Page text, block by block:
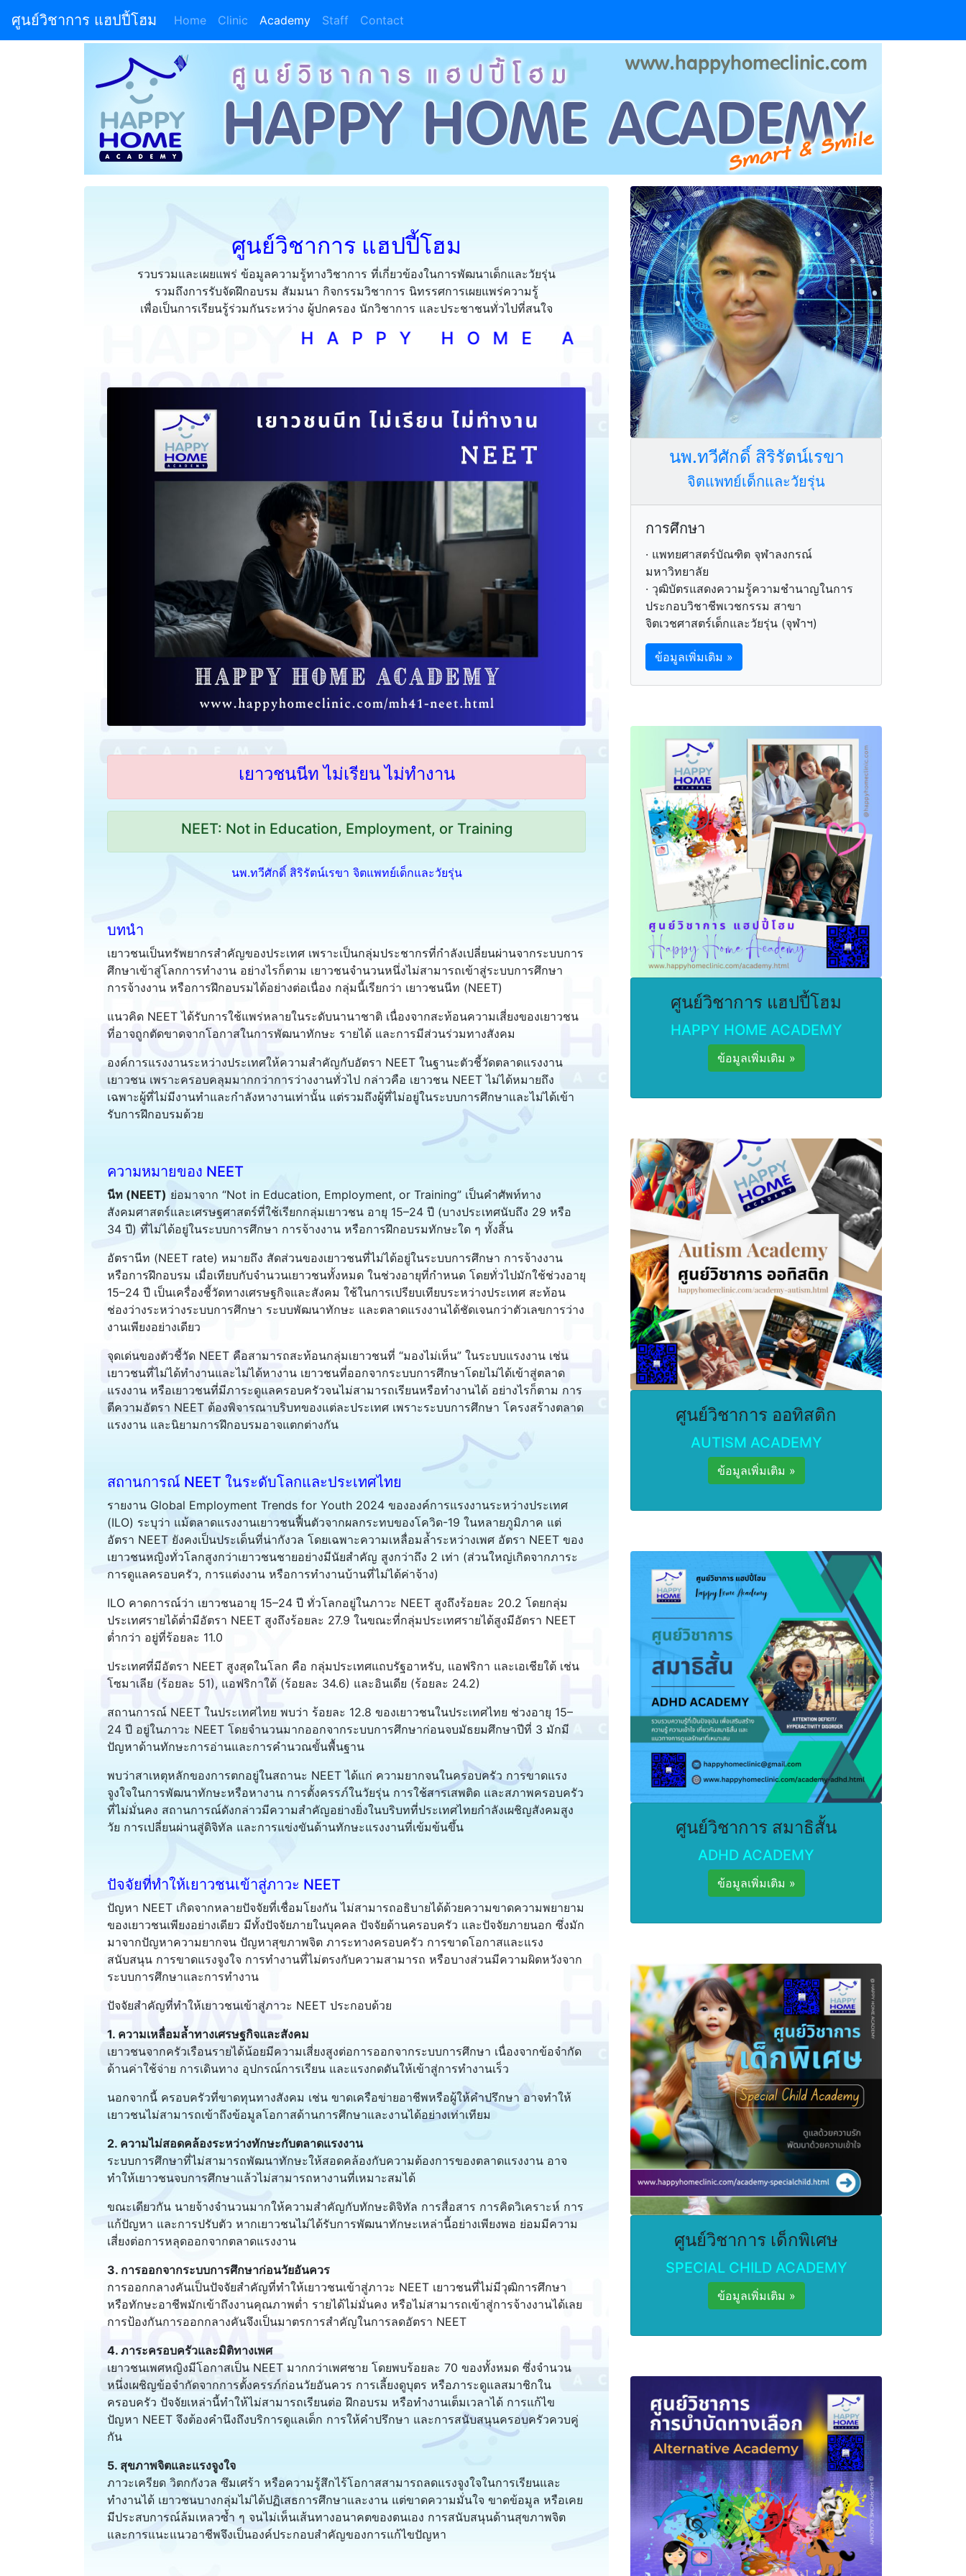
ศูนย์วิชาการ แฮปปี้โฮม Home (current)
Clinic Academy Staff Contact
ศูนย์วิชาการ แฮปปี้โฮม
รวบรวมและเผยแพร่ ข้อมูลความรู้ทางวิชาการ ที่เกี่ยวข้องในการพัฒนาเด็กและวัยรุ่น
รวมถึงการรับจัดฝึกอบรม สัมมนา กิจกรรมวิชาการ นิทรรศการเผยแพร่ความรู้
เพื่อเป็นการเรียนรู้ร่วมกันระหว่าง ผู้ปกครอง นักวิชาการ และประชาชนทั่วไปที่สนใจ
H A P P Y H O M E A C A D E M Y
เยาวชนนีท ไม่เรียน ไม่ทำงาน
NEET: Not in Education, Employment, or Training
นพ.ทวีศักดิ์ สิริรัตน์เรขา จิตแพทย์เด็กและวัยรุ่น
บทนำ
เยาวชนเป็นทรัพยากรสำคัญของประเทศ เพราะเป็นกลุ่มประชากรที่กำลังเปลี่ยนผ่านจากระบบการ
ศึกษาเข้าสู่โลกการทำงาน อย่างไรก็ตาม เยาวชนจำนวนหนึ่งไม่สามารถเข้าสู่ระบบการศึกษา
การจ้างงาน หรือการฝึกอบรมได้อย่างต่อเนื่อง กลุ่มนี้เรียกว่า เยาวชนนีท (NEET)
แนวคิด NEET ได้รับการใช้แพร่หลายในระดับนานาชาติ เนื่องจากสะท้อนความเสี่ยงของเยาวชน
ที่อาจถูกตัดขาดจากโอกาสในการพัฒนาทักษะ รายได้ และการมีส่วนร่วมทางสังคม
องค์การแรงงานระหว่างประเทศให้ความสำคัญกับอัตรา NEET ในฐานะตัวชี้วัดตลาดแรงงาน
เยาวชน เพราะครอบคลุมมากกว่าการว่างงานทั่วไป กล่าวคือ เยาวชน NEET ไม่ได้หมายถึง
เฉพาะผู้ที่ไม่มีงานทำและกำลังหางานเท่านั้น แต่รวมถึงผู้ที่ไม่อยู่ในระบบการศึกษาและไม่ได้เข้า
รับการฝึกอบรมด้วย
ความหมายของ NEET
นีท (NEET) ย่อมาจาก “Not in Education, Employment, or Training” เป็นคำศัพท์ทาง
สังคมศาสตร์และเศรษฐศาสตร์ที่ใช้เรียกกลุ่มเยาวชน อายุ 15–24 ปี (บางประเทศนับถึง 29 หรือ
34 ปี) ที่ไม่ได้อยู่ในระบบการศึกษา การจ้างงาน หรือการฝึกอบรมทักษะใด ๆ ทั้งสิ้น
อัตรานีท (NEET rate) หมายถึง สัดส่วนของเยาวชนที่ไม่ได้อยู่ในระบบการศึกษา การจ้างงาน
หรือการฝึกอบรม เมื่อเทียบกับจำนวนเยาวชนทั้งหมด ในช่วงอายุที่กำหนด โดยทั่วไปมักใช้ช่วงอายุ
15–24 ปี เป็นเครื่องชี้วัดทางเศรษฐกิจและสังคม ใช้ในการเปรียบเทียบระหว่างประเทศ สะท้อน
ช่องว่างระหว่างระบบการศึกษา ระบบพัฒนาทักษะ และตลาดแรงงานได้ชัดเจนกว่าตัวเลขการว่าง
งานเพียงอย่างเดียว
จุดเด่นของตัวชี้วัด NEET คือสามารถสะท้อนกลุ่มเยาวชนที่ “มองไม่เห็น” ในระบบแรงงาน เช่น
เยาวชนที่ไม่ได้ทำงานและไม่ได้หางาน เยาวชนที่ออกจากระบบการศึกษาโดยไม่ได้เข้าสู่ตลาด
แรงงาน หรือเยาวชนที่มีภาระดูแลครอบครัวจนไม่สามารถเรียนหรือทำงานได้ อย่างไรก็ตาม การ
ตีความอัตรา NEET ต้องพิจารณาบริบทของแต่ละประเทศ เพราะระบบการศึกษา โครงสร้างตลาด
แรงงาน และนิยามการฝึกอบรมอาจแตกต่างกัน
สถานการณ์ NEET ในระดับโลกและประเทศไทย
รายงาน Global Employment Trends for Youth 2024 ขององค์การแรงงานระหว่างประเทศ
(ILO) ระบุว่า แม้ตลาดแรงงานเยาวชนฟื้นตัวจากผลกระทบของโควิด-19 ในหลายภูมิภาค แต่
อัตรา NEET ยังคงเป็นประเด็นที่น่ากังวล โดยเฉพาะความเหลื่อมล้ำระหว่างเพศ อัตรา NEET ของ
เยาวชนหญิงทั่วโลกสูงกว่าเยาวชนชายอย่างมีนัยสำคัญ สูงกว่าถึง 2 เท่า (ส่วนใหญ่เกิดจากภาระ
การดูแลครอบครัว, การแต่งงาน หรือการทำงานบ้านที่ไม่ได้ค่าจ้าง)
ILO คาดการณ์ว่า เยาวชนอายุ 15–24 ปี ทั่วโลกอยู่ในภาวะ NEET สูงถึงร้อยละ 20.2 โดยกลุ่ม
ประเทศรายได้ต่ำมีอัตรา NEET สูงถึงร้อยละ 27.9 ในขณะที่กลุ่มประเทศรายได้สูงมีอัตรา NEET
ต่ำกว่า อยู่ที่ร้อยละ 11.0
ประเทศที่มีอัตรา NEET สูงสุดในโลก คือ กลุ่มประเทศแถบรัฐอาหรับ, แอฟริกา และเอเชียใต้ เช่น
โซมาเลีย (ร้อยละ 51), แอฟริกาใต้ (ร้อยละ 34.6) และอินเดีย (ร้อยละ 24.2)
สถานการณ์ NEET ในประเทศไทย พบว่า ร้อยละ 12.8 ของเยาวชนในประเทศไทย ช่วงอายุ 15–
24 ปี อยู่ในภาวะ NEET โดยจำนวนมากออกจากระบบการศึกษาก่อนจบมัธยมศึกษาปีที่ 3 มักมี
ปัญหาด้านทักษะการอ่านและการคำนวณขั้นพื้นฐาน
พบว่าสาเหตุหลักของการตกอยู่ในสถานะ NEET ได้แก่ ความยากจนในครอบครัว การขาดแรง
จูงใจในการพัฒนาทักษะหรือหางาน การตั้งครรภ์ในวัยรุ่น การใช้สารเสพติด และสภาพครอบครัว
ที่ไม่มั่นคง สถานการณ์ดังกล่าวมีความสำคัญอย่างยิ่งในบริบทที่ประเทศไทยกำลังเผชิญสังคมสูง
วัย การเปลี่ยนผ่านสู่ดิจิทัล และการแข่งขันด้านทักษะแรงงานที่เข้มข้นขึ้น
ปัจจัยที่ทำให้เยาวชนเข้าสู่ภาวะ NEET
ปัญหา NEET เกิดจากหลายปัจจัยที่เชื่อมโยงกัน ไม่สามารถอธิบายได้ด้วยความขาดความพยายาม
ของเยาวชนเพียงอย่างเดียว มีทั้งปัจจัยภายในบุคคล ปัจจัยด้านครอบครัว และปัจจัยภายนอก ซึ่งมัก
มาจากปัญหาความยากจน ปัญหาสุขภาพจิต ภาระทางครอบครัว การขาดโอกาสและแรง
สนับสนุน การขาดแรงจูงใจ การทำงานที่ไม่ตรงกับความสามารถ หรือบางส่วนมีความผิดหวังจาก
ระบบการศึกษาและการทำงาน
ปัจจัยสำคัญที่ทำให้เยาวชนเข้าสู่ภาวะ NEET ประกอบด้วย
1. ความเหลื่อมล้ำทางเศรษฐกิจและสังคม
เยาวชนจากครัวเรือนรายได้น้อยมีความเสี่ยงสูงต่อการออกจากระบบการศึกษา เนื่องจากข้อจำกัด
ด้านค่าใช้จ่าย การเดินทาง อุปกรณ์การเรียน และแรงกดดันให้เข้าสู่การทำงานเร็ว
นอกจากนี้ ครอบครัวที่ขาดทุนทางสังคม เช่น ขาดเครือข่ายอาชีพหรือผู้ให้คำปรึกษา อาจทำให้
เยาวชนไม่สามารถเข้าถึงข้อมูลโอกาสด้านการศึกษาและงานได้อย่างเท่าเทียม
2. ความไม่สอดคล้องระหว่างทักษะกับตลาดแรงงาน
ระบบการศึกษาที่ไม่สามารถพัฒนาทักษะให้สอดคล้องกับความต้องการของตลาดแรงงาน อาจ
ทำให้เยาวชนจบการศึกษาแล้วไม่สามารถหางานที่เหมาะสมได้
ขณะเดียวกัน นายจ้างจำนวนมากให้ความสำคัญกับทักษะดิจิทัล การสื่อสาร การคิดวิเคราะห์ การ
แก้ปัญหา และการปรับตัว หากเยาวชนไม่ได้รับการพัฒนาทักษะเหล่านี้อย่างเพียงพอ ย่อมมีความ
เสี่ยงต่อการหลุดออกจากตลาดแรงงาน
3. การออกจากระบบการศึกษาก่อนวัยอันควร
การออกกลางคันเป็นปัจจัยสำคัญที่ทำให้เยาวชนเข้าสู่ภาวะ NEET เยาวชนที่ไม่มีวุฒิการศึกษา
หรือทักษะอาชีพมักเข้าถึงงานคุณภาพต่ำ รายได้ไม่มั่นคง หรือไม่สามารถเข้าสู่การจ้างงานได้เลย
การป้องกันการออกกลางคันจึงเป็นมาตรการสำคัญในการลดอัตรา NEET
4. ภาระครอบครัวและมิติทางเพศ
เยาวชนเพศหญิงมีโอกาสเป็น NEET มากกว่าเพศชาย โดยพบร้อยละ 70 ของทั้งหมด ซึ่งจำนวน
หนึ่งเผชิญข้อจำกัดจากการตั้งครรภ์ก่อนวัยอันควร การเลี้ยงดูบุตร หรือภาระดูแลสมาชิกใน
ครอบครัว ปัจจัยเหล่านี้ทำให้ไม่สามารถเรียนต่อ ฝึกอบรม หรือทำงานเต็มเวลาได้ การแก้ไข
ปัญหา NEET จึงต้องคำนึงถึงบริการดูแลเด็ก การให้คำปรึกษา และการสนับสนุนครอบครัวควบคู่
กัน
5. สุขภาพจิตและแรงจูงใจ
ภาวะเครียด วิตกกังวล ซึมเศร้า หรือความรู้สึกไร้โอกาสสามารถลดแรงจูงใจในการเรียนและ
ทำงานได้ เยาวชนบางกลุ่มไม่ได้ปฏิเสธการศึกษาและงาน แต่ขาดความมั่นใจ ขาดข้อมูล หรือเคย
มีประสบการณ์ล้มเหลวซ้ำ ๆ จนไม่เห็นเส้นทางอนาคตของตนเอง การสนับสนุนด้านสุขภาพจิต
และการแนะแนวอาชีพจึงเป็นองค์ประกอบสำคัญของการแก้ไขปัญหา
นพ.ทวีศักดิ์ สิริรัตน์เรขา
จิตแพทย์เด็กและวัยรุ่น
การศึกษา
· แพทยศาสตร์บัณฑิต จุฬาลงกรณ์
มหาวิทยาลัย
· วุฒิบัตรแสดงความรู้ความชำนาญในการ
ประกอบวิชาชีพเวชกรรม สาขา
จิตเวชศาสตร์เด็กและวัยรุ่น (จุฬาฯ)
ข้อมูลเพิ่มเติม »
ศูนย์วิชาการ แฮปปี้โฮม
HAPPY HOME ACADEMY
ข้อมูลเพิ่มเติม »
ศูนย์วิชาการ ออทิสติก
AUTISM ACADEMY
ข้อมูลเพิ่มเติม »
ศูนย์วิชาการ สมาธิสั้น
ADHD ACADEMY
ข้อมูลเพิ่มเติม »
ศูนย์วิชาการ เด็กพิเศษ
SPECIAL CHILD ACADEMY
ข้อมูลเพิ่มเติม »